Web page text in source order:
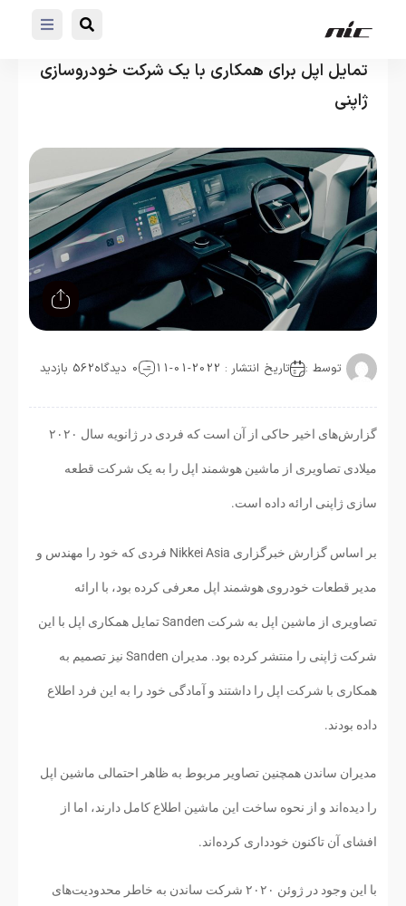
تمایل اپل برای همکاری با یک شرکت خودروسازی
ژاپنی
توسط : تاریخ انتشار : 2022-01-11 0 دیدگاه 562 بازدید
گزارش‌های اخیر حاکی از آن است که فردی در ژانویه سال ۲۰۲۰
میلادی تصاویری از ماشین هوشمند اپل را به یک شرکت قطعه
سازی ژاپنی ارائه داده است.
بر اساس گزارش خبرگزاری Nikkei Asia فردی که خود را مهندس و
مدیر قطعات خودروی هوشمند اپل معرفی کرده بود، با ارائه
تصاویری از ماشین اپل به شرکت Sanden تمایل همکاری اپل با این
شرکت ژاپنی را منتشر کرده بود. مدیران Sanden نیز تصمیم به
همکاری با شرکت اپل را داشتند و آمادگی خود را به این فرد اطلاع
داده بودند.
مدیران ساندن همچنین تصاویر مربوط به ظاهر احتمالی ماشین اپل
را دیده‌اند و از نحوه ساخت این ماشین اطلاع کامل دارند، اما از
افشای آن تاکنون خودداری کرده‌اند.
با این وجود در ژوئن ۲۰۲۰ شرکت ساندن به خاطر محدودیت‌های